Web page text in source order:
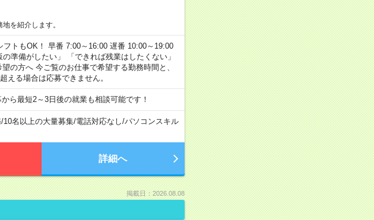
を紹介します。
トもOK！ 早番 7:00～16:00 遅番 10:00～19:00
準備がしたい」 「できれば残業はしたくない」
の方へ 今ご覧のお仕事で希望する勤務時間と、
える場合は応募できません。
ら最短2～3日後の就業も相談可能です！
/10名以上の大量募集/電話対応なし/パソコンスキル
詳細へ
掲載日：2026.08.08